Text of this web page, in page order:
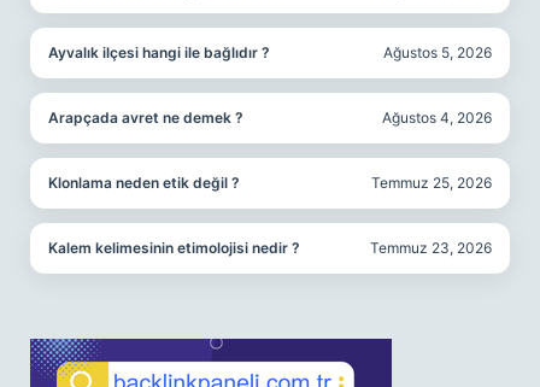
Ayvalık ilçesi hangi ile bağlıdır ? Ağustos 5, 2026
Arapçada avret ne demek ? Ağustos 4, 2026
Klonlama neden etik değil ? Temmuz 25, 2026
Kalem kelimesinin etimolojisi nedir ? Temmuz 23, 2026